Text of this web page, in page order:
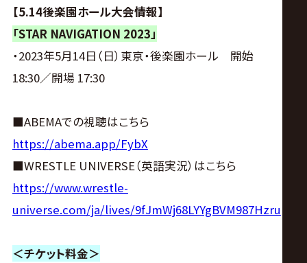
【5.14後楽園ホール大会情報】
「STAR NAVIGATION 2023」
・2023年5月14日（日）東京・後楽園ホール 開始
18:30／開場 17:30
■ABEMAでの視聴はこちら
https://abema.app/FybX
■WRESTLE UNIVERSE（英語実況）はこちら
https://www.wrestle-
universe.com/ja/lives/9fJmWj68LYYgBVM987Hzru
＜チケット料金＞